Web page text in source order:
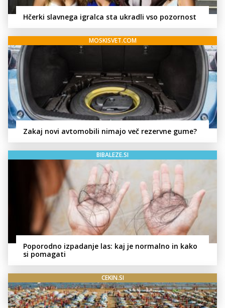
Hčerki slavnega igralca sta ukradli vso pozornost
MOSKISVET.COM
Zakaj novi avtomobili nimajo več rezervne gume?
BIBALEZE.SI
Poporodno izpadanje las: kaj je normalno in kako
si pomagati
CEKIN.SI